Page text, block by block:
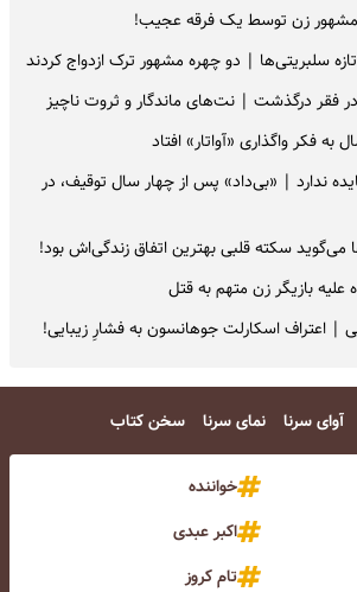
مشهور زن توسط یک فرقه عجیب!
سلبریتی‌ها | دو چهره مشهور ترک ازدواج کردند
در فقر درگذشت | نت‌های ماندگار و ثروت ناچیز
ندارد | «بی‌داد» پس از چهار سال توقیف، در
سکته قلبی بهترین اتفاق زندگی‌اش بود!
بازیگر زن متهم به قتل
| اعتراف اسکارلت جوهانسون به فشارِ زیبایی!
آوای سرنا نمای سرنا سخن کتاب
خواننده
اکبر عبدی
تام کروز